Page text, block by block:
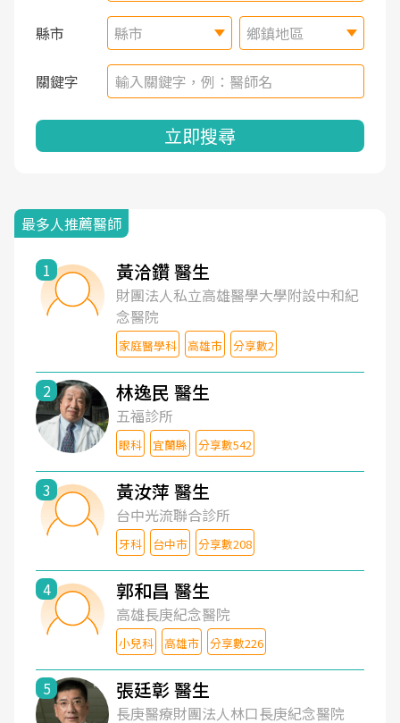
縣市 縣市 鄉鎮地區
關鍵字
立即搜尋
最多人推薦醫師
1 黃洽鑽 醫生
財團法人私立高雄醫學大學附設中和紀
念醫院
家庭醫學科 高雄市 分享數2
2 林逸民 醫生
五福診所
眼科 宜蘭縣 分享數542
3 黃汝萍 醫生
台中光流聯合診所
牙科 台中市 分享數208
4 郭和昌 醫生
高雄長庚紀念醫院
小兒科 高雄市 分享數226
5 張廷彰 醫生
長庚醫療財團法人林口長庚紀念醫院